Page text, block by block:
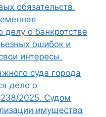
обязательств.
о банкротстве
ошибок и
интересы.
суда города
дело о
2025. Судом
имущества